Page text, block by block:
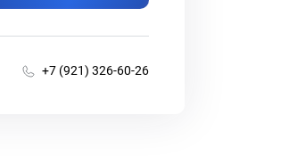
+7 (921) 326-60-26